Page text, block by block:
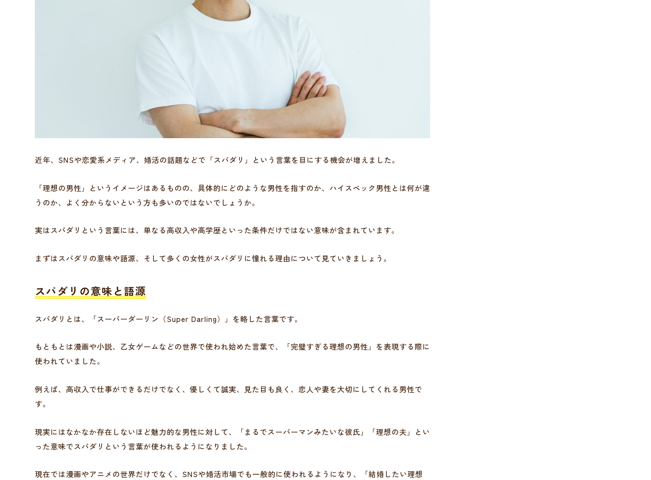
近年、SNSや恋愛系メディア、婚活の話題などで「スパダリ」という言葉を目にする機会が増えました。
「理想の男性」というイメージはあるものの、具体的にどのような男性を指すのか、ハイスペック男性とは何が違
うのか、よく分からないという方も多いのではないでしょうか。
実はスパダリという言葉には、単なる高収入や高学歴といった条件だけではない意味が含まれています。
まずはスパダリの意味や語源、そして多くの女性がスパダリに憧れる理由について見ていきましょう。
スパダリの意味と語源
スパダリとは、「スーパーダーリン（Super Darling）」を略した言葉です。
もともとは漫画や小説、乙女ゲームなどの世界で使われ始めた言葉で、「完璧すぎる理想の男性」を表現する際に
使われていました。
例えば、高収入で仕事ができるだけでなく、優しくて誠実、見た目も良く、恋人や妻を大切にしてくれる男性で
す。
現実にはなかなか存在しないほど魅力的な男性に対して、「まるでスーパーマンみたいな彼氏」「理想の夫」とい
った意味でスパダリという言葉が使われるようになりました。
現在では漫画やアニメの世界だけでなく、SNSや婚活市場でも一般的に使われるようになり、「結婚したい理想